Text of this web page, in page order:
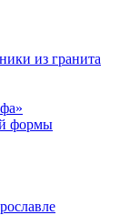
из гранита
формы